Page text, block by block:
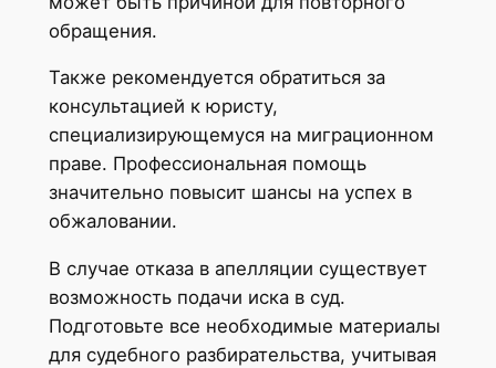
обращения.
Также рекомендуется обратиться за
консультацией к юристу,
специализирующемуся на миграционном
праве. Профессиональная помощь
значительно повысит шансы на успех в
обжаловании.
В случае отказа в апелляции существует
возможность подачи иска в суд.
Подготовьте все необходимые материалы
для судебного разбирательства, учитывая